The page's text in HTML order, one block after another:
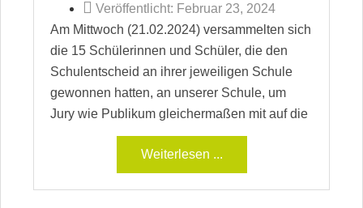
Veröffentlicht: Februar 23, 2024
Am Mittwoch (21.02.2024) versammelten sich
die 15 Schülerinnen und Schüler, die den
Schulentscheid an ihrer jeweiligen Schule
gewonnen hatten, an unserer Schule, um
Jury wie Publikum gleichermaßen mit auf die
Weiterlesen ...